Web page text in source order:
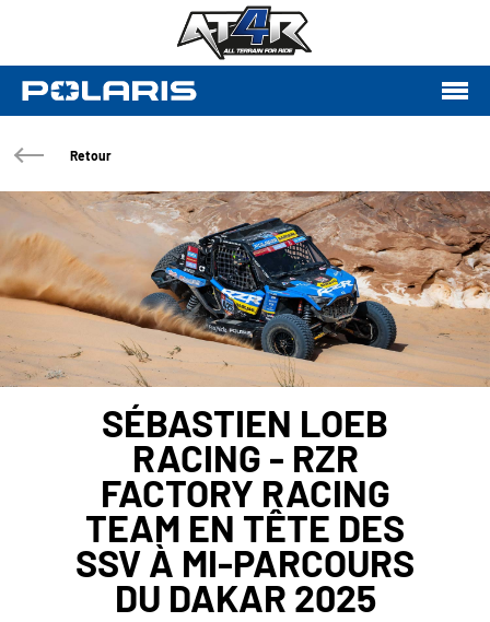
Retour
SÉBASTIEN LOEB
RACING - RZR
FACTORY RACING
TEAM EN TÊTE DES
SSV À MI-PARCOURS
DU DAKAR 2025